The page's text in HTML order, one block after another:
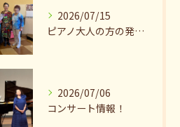
2026/07/15
ピアノ大人の方の発表会兼ねたお茶会🎵
2026/07/06
コンサート情報！